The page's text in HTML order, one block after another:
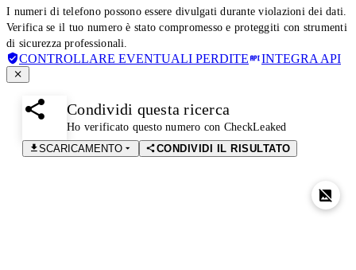
I numeri di telefono possono essere divulgati durante violazioni dei dati.
Verifica se il tuo numero è stato compromesso e proteggiti con strumenti
di sicurezza professionali.
CONTROLLARE EVENTUALI PERDITE INTEGRA API
Condividi questa ricerca
Ho verificato questo numero con CheckLeaked
SCARICAMENTO
CONDIVIDI IL RISULTATO